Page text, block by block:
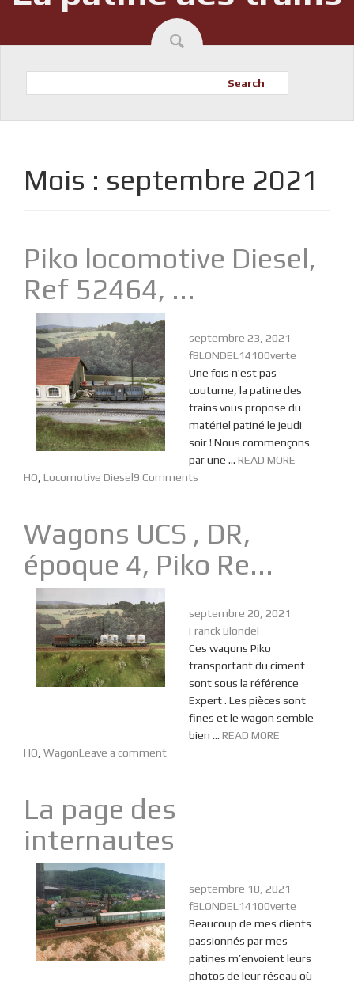
Search
Mois : septembre 2021
Piko locomotive Diesel,
Ref 52464, ...
septembre 23, 2021
fBLONDEL14100verte
Une fois n’est pas
coutume, la patine des
trains vous propose du
matériel patiné le jeudi
soir ! Nous commençons
par une ... READ MORE
HO Locomotive Diesel9 Comments
Wagons UCS , DR,
époque 4, Piko Re...
septembre 20, 2021
Franck Blondel
Ces wagons Piko
transportant du ciment
sont sous la référence
Expert . Les pièces sont
fines et le wagon semble
bien ... READ MORE
HO WagonLeave a comment
La page des
internautes
septembre 18, 2021
fBLONDEL14100verte
Beaucoup de mes clients
passionnés par mes
patines m’envoient leurs
photos de leur réseau où